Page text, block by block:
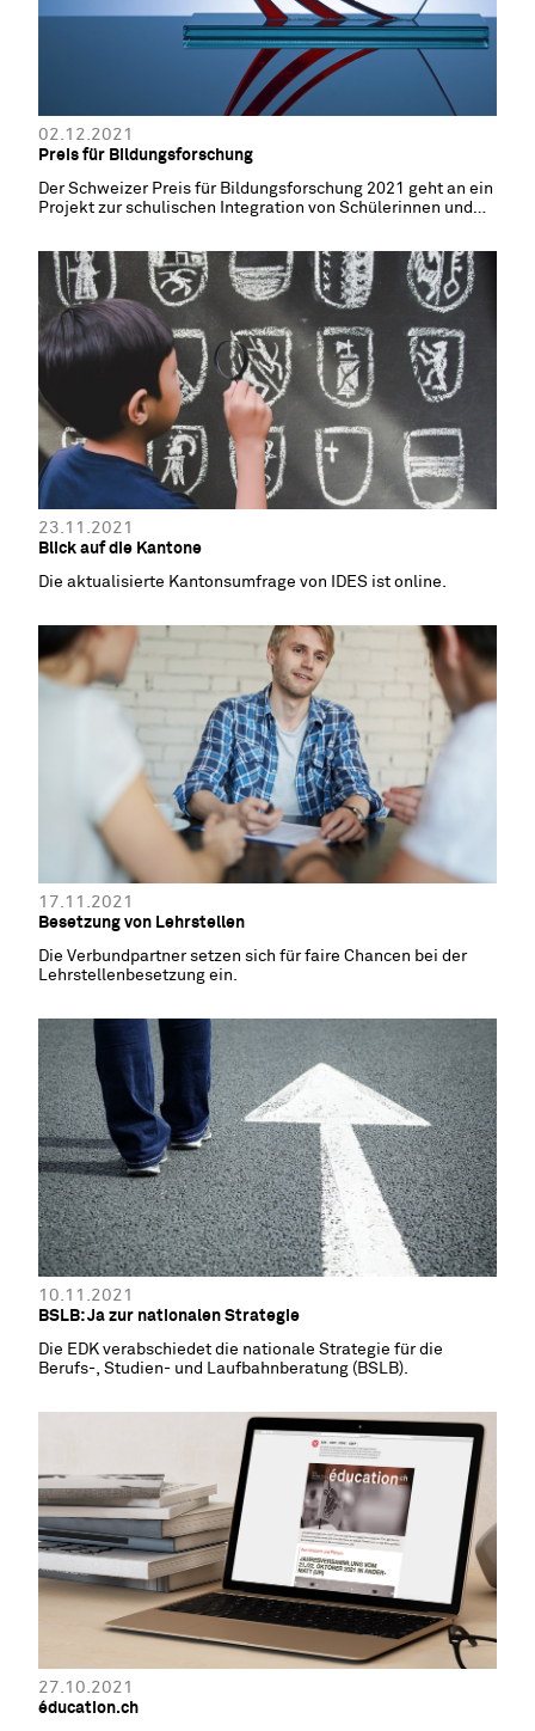
02.12.2021
Preis für Bildungsforschung
Der Schweizer Preis für Bildungsforschung 2021 geht an ein
Projekt zur schulischen Integration von Schülerinnen und
23.11.2021
Blick auf die Kantone
Die aktualisierte Kantonsumfrage von IDES ist online.
17.11.2021
Besetzung von Lehrstellen
Die Verbundpartner setzen sich für faire Chancen bei der
Lehrstellenbesetzung ein.
10.11.2021
BSLB: Ja zur nationalen Strategie
Die EDK verabschiedet die nationale Strategie für die
Berufs-, Studien- und Laufbahnberatung (BSLB).
27.10.2021
éducation.ch